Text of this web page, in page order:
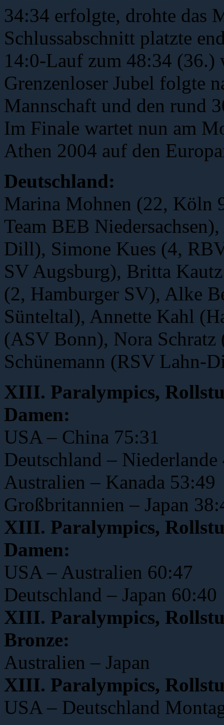
34:34 erfolgte, drohte das
Schlussabschnitt platzte
14:0-Lauf zum 48:34 (36.)
Grenzenloser Jubel folgte
Mannschaft und den rund
Im Finale wartet nun am
Athen 2004 auf den
Deutschland:
Marina Mohnen (22, Köln
Team BEB
Dill), Simone Kues (4,
SV Augsburg), Britta
(2, Hamburger SV), Alke
Sünteltal), Annette Kahl
(ASV Bonn), Nora Schratz
Schünemann (RSV Lahn-
XIII. Paralympics,
Damen:
USA – China 75:31
Deutschland – Niederlande
Australien – Kanada 53:49
Großbritannien – Japan
XIII. Paralympics,
Damen:
USA – Australien 60:47
Deutschland – Japan 60:40
XIII. Paralympics,
Bronze:
Australien – Japan
XIII. Paralympics,
USA – Deutschland